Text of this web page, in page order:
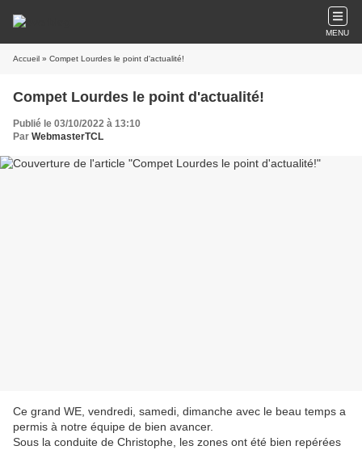
MENU
Accueil » Compet Lourdes le point d'actualité!
Compet Lourdes le point d'actualité!
Publié le 03/10/2022 à 13:10
Par WebmasterTCL
Ce grand WE, vendredi, samedi, dimanche avec le beau temps a
permis à notre équipe de bien avancer.
Sous la conduite de Christophe, les zones ont été bien repérées